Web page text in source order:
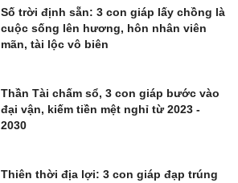
Số trời định sẵn: 3 con giáp lấy chồng là
cuộc sống lên hương, hôn nhân viên
mãn, tài lộc vô biên
Thần Tài chấm sổ, 3 con giáp bước vào
đại vận, kiếm tiền mệt nghỉ từ 2023 -
2030
Thiên thời địa lợi: 3 con giáp đạp trúng